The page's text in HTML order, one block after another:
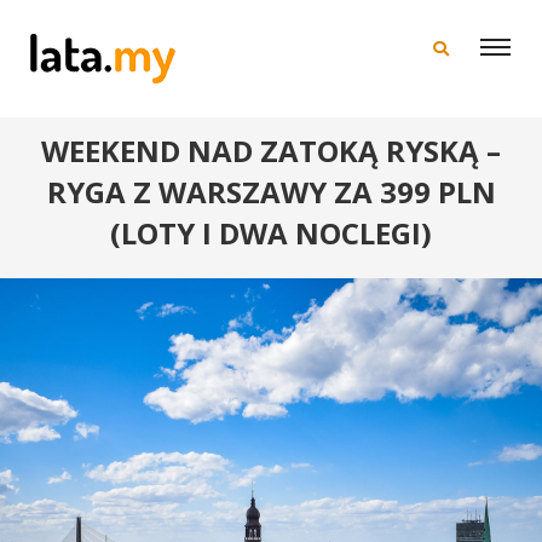
WEEKEND NAD ZATOKĄ RYSKĄ –
RYGA Z WARSZAWY ZA 399 PLN
(LOTY I DWA NOCLEGI)